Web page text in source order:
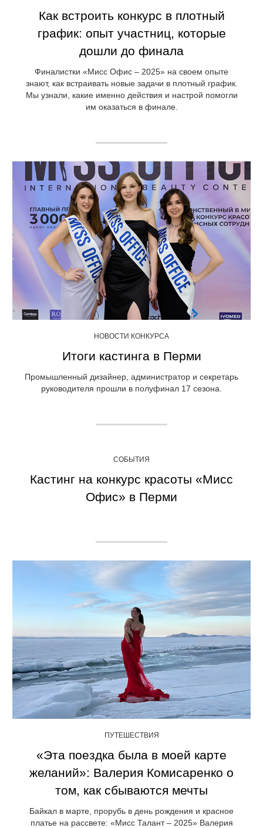
Как встроить конкурс в плотный
график: опыт участниц, которые
дошли до финала
Финалистки «Мисс Офис – 2025» на своем опыте
знают, как встраивать новые задачи в плотный график.
Мы узнали, какие именно действия и настрой помогли
им оказаться в финале.
НОВОСТИ КОНКУРСА
Итоги кастинга в Перми
Промышленный дизайнер, администратор и секретарь
руководителя прошли в полуфинал 17 сезона.
СОБЫТИЯ
Кастинг на конкурс красоты «Мисс
Офис» в Перми
ПУТЕШЕСТВИЯ
«Эта поездка была в моей карте
желаний»: Валерия Комисаренко о
том, как сбываются мечты
Байкал в марте, прорубь в день рождения и красное
платье на рассвете: «Мисс Талант – 2025» Валерия